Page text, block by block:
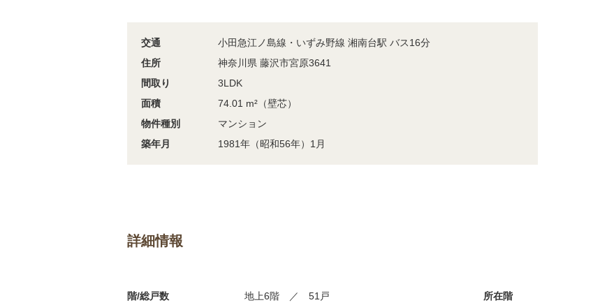
交通
小田急江ノ島線・いずみ野線 湘南台駅 バス16分
住所
神奈川県 藤沢市宮原3641
間取り
3LDK
面積
74.01 m²（壁芯）
物件種別
マンション
築年月
1981年（昭和56年）1月
詳細情報
階/総戸数 地上6階 ／ 51戸 所在階